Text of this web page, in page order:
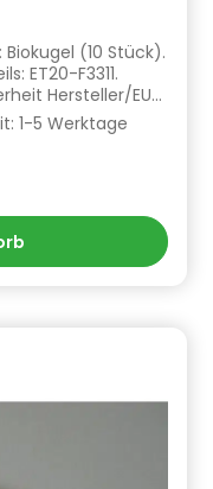
(10 Stück).
ET20-F3311.
EU
Deutschland
Wendlingen, DE,
1-5 Werktage